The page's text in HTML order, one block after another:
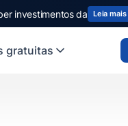
investimentos da Leia mais
gratuitas